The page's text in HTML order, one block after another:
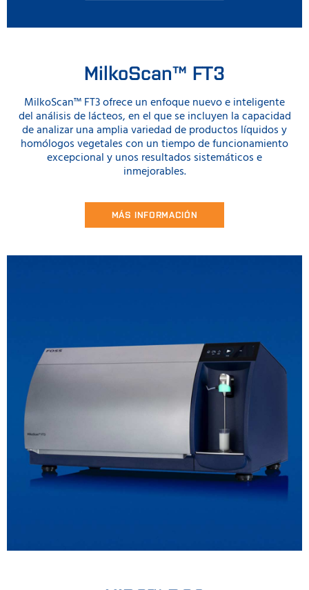
MilkoScan™ FT3
MilkoScan™ FT3 ofrece un enfoque nuevo e inteligente
del análisis de lácteos, en el que se incluyen la capacidad
de analizar una amplia variedad de productos líquidos y
homólogos vegetales con un tiempo de funcionamiento
excepcional y unos resultados sistemáticos e
inmejorables.
MÁS INFORMACIÓN